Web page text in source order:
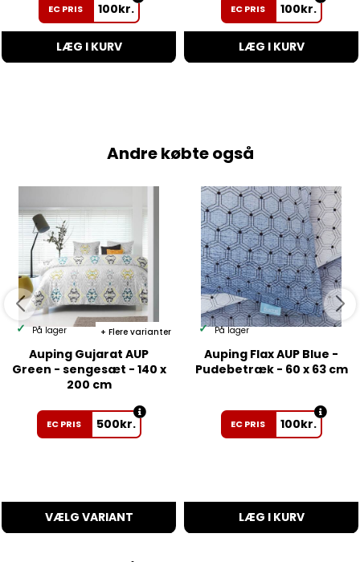
EC PRIS 100kr.
LÆG I KURV
EC PRIS 100kr.
LÆG I KURV
Andre købte også
Flere varianter
På lager
Auping Gujarat AUP
Green - sengesæt - 140 x
200 cm
EC PRIS 500kr.
VÆLG VARIANT
På lager
Auping Flax AUP Blue -
Pudebetræk - 60 x 63 cm
EC PRIS 100kr.
LÆG I KURV